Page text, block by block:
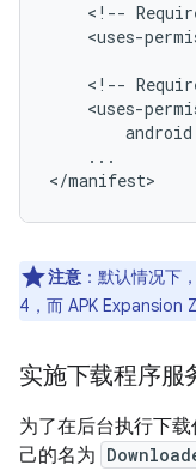
<!--
<uses-
<!--
...
</manifest>
注意 ：默认情况下
4，而 APK Expansion
实施下载程序服
为了在后台执行下
己的名为